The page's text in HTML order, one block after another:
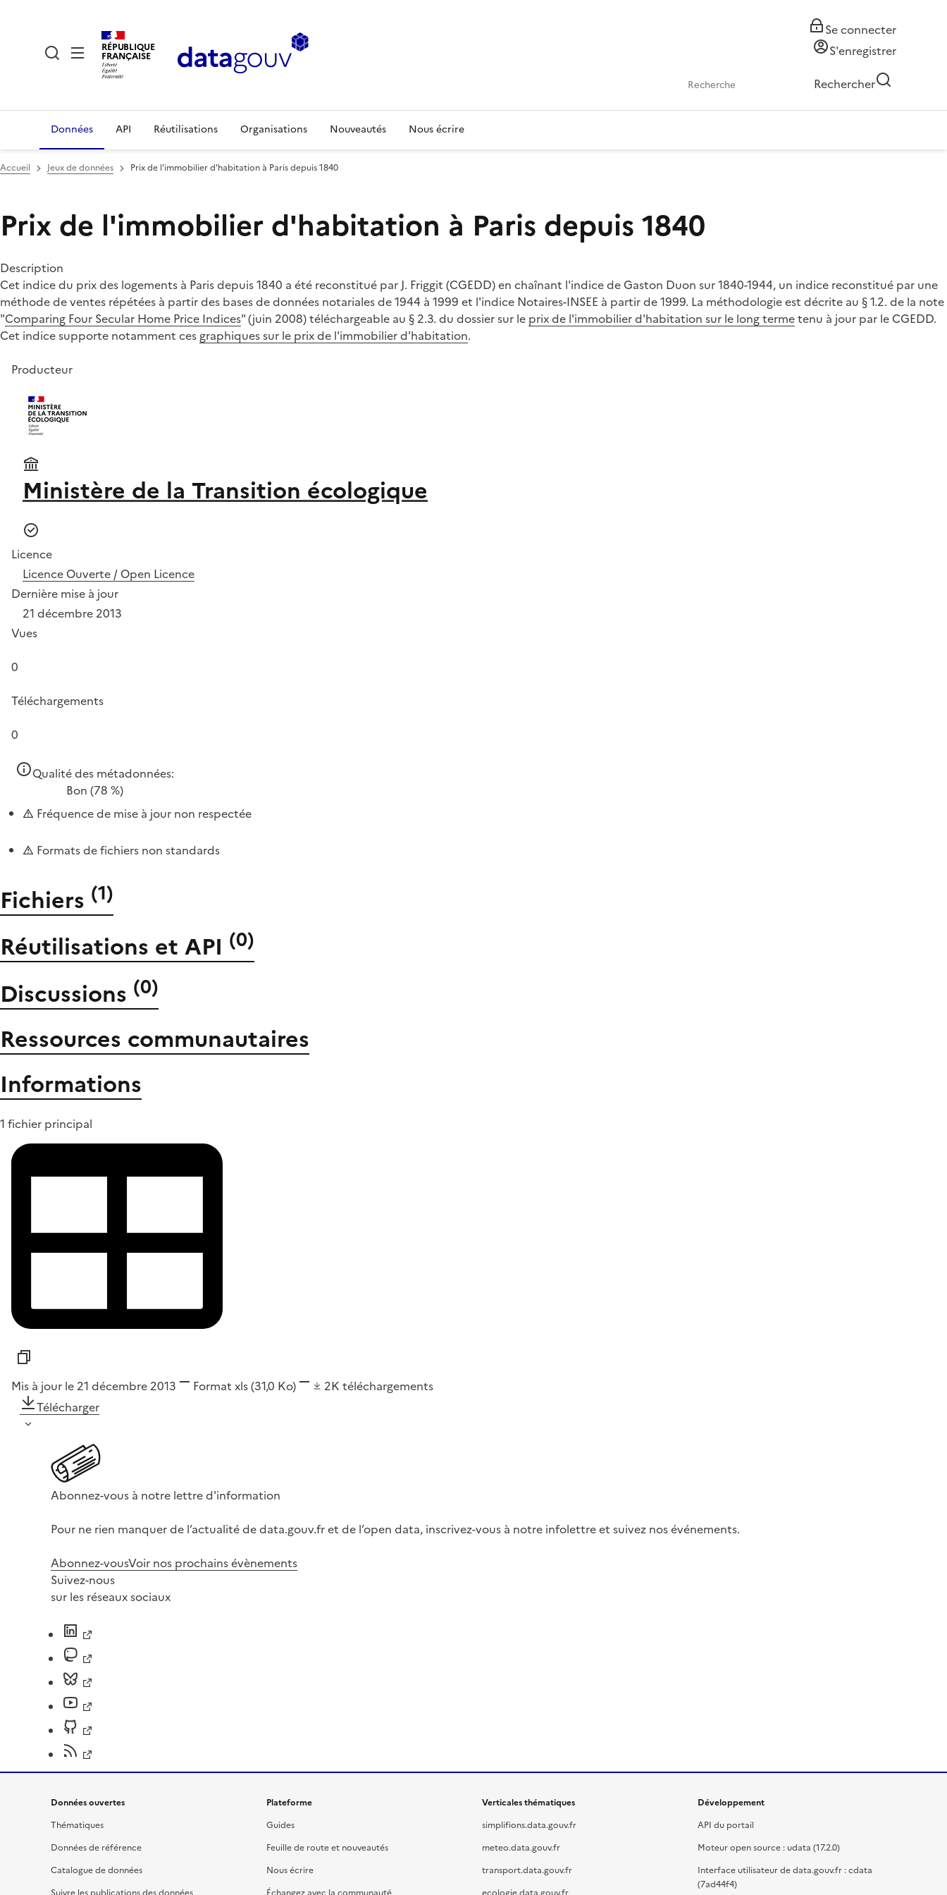
RÉPUBLIQUE
FRANÇAISE
Se connecter
S'enregistrer
Rechercher
Données API Réutilisations Organisations Nouveautés Nous écrire
Accueil Jeux de données Prix de l'immobilier d'habitation à Paris depuis 1840
Prix de l'immobilier d'habitation à Paris depuis 1840
Description
Cet indice du prix des logements à Paris depuis 1840 a été reconstitué par J. Friggit (CGEDD) en chaînant l'indice de Gaston Duon sur 1840-1944, un indice reconstitué par une
méthode de ventes répétées à partir des bases de données notariales de 1944 à 1999 et l'indice Notaires-INSEE à partir de 1999. La méthodologie est décrite au § 1.2. de la note
"Comparing Four Secular Home Price Indices" (juin 2008) téléchargeable au § 2.3. du dossier sur le prix de l'immobilier d'habitation sur le long termetenu à jour par le CGEDD.
Cet indice supporte notamment cesgraphiques sur le prix de l'immobilier d'habitation.
Producteur
Ministère de la Transition écologique
Licence
Licence Ouverte / Open Licence
Dernière mise à jour
21 décembre 2013
Vues
0
Téléchargements
0
Qualité des métadonnées:
Bon (78 %)
Fréquence de mise à jour non respectée
Formats de fichiers non standards
Fichiers (1)
Réutilisations et API (0)
Discussions (0)
Ressources communautaires
Informations
1 fichier principal
Mis à jour le 21 décembre 2013 Format xls(31,0 Ko) 2K téléchargements
Télécharger
Abonnez-vous à notre lettre d'information
Pour ne rien manquer de l’actualité de data.gouv.fr et de l’open data, inscrivez-vous à notre infolettre et suivez nos événements.
Abonnez-vousVoir nos prochains évènements
Suivez-nous
sur les réseaux sociaux
Données ouvertes
Thématiques
Données de référence
Catalogue de données
Plateforme
Guides
Feuille de route et nouveautés
Nous écrire
Verticales thématiques
simplifions.data.gouv.fr
meteo.data.gouv.fr
transport.data.gouv.fr
Développement
API du portail
Moteur open source : udata (17.2.0)
Interface utilisateur de data.gouv.fr : cdata
(7ad44f4)